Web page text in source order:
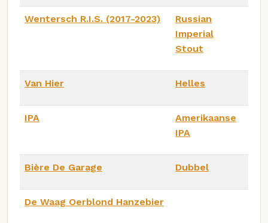
Wentersch R.I.S. (2017-2023)
Russian
Imperial
Stout
Van Hier Helles
IPA
Amerikaanse
IPA
Bière De Garage Dubbel
De Waag Oerblond Hanzebier